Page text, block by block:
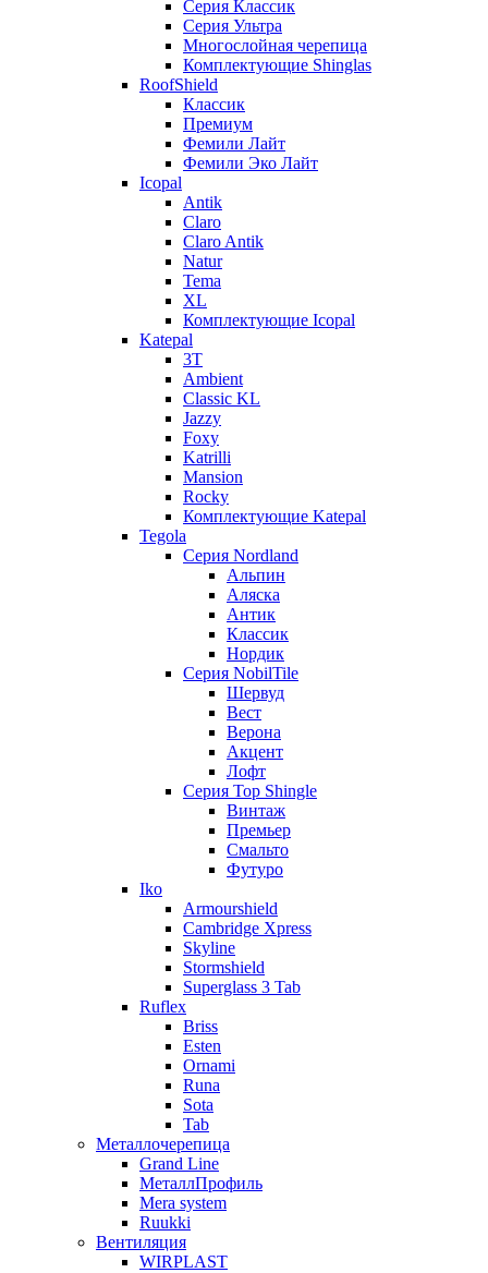
Серия Классик
Серия Ультра
Многослойная черепица
Комплектующие Shinglas
RoofShield
Классик
Премиум
Фемили Лайт
Фемили Эко Лайт
Icopal
Antik
Claro
Claro Antik
Natur
Tema
XL
Комплектующие Icopal
Katepal
3T
Ambient
Classic KL
Jazzy
Foxy
Katrilli
Mansion
Rocky
Комплектующие Katepal
Tegola
Серия Nordland
Альпин
Аляска
Антик
Классик
Нордик
Серия NobilTile
Шервуд
Вест
Верона
Акцент
Лофт
Серия Top Shingle
Винтаж
Премьер
Смальто
Футуро
Iko
Armourshield
Cambridge Xpress
Skyline
Stormshield
Superglass 3 Tab
Ruflex
Briss
Esten
Ornami
Runa
Sota
Tab
Металлочерепица
Grand Line
МеталлПрофиль
Mera system
Ruukki
Вентиляция
WIRPLAST